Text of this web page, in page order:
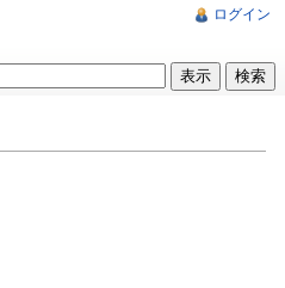
ログイン